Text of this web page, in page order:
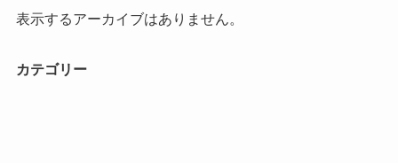
表示するアーカイブはありません。
カテゴリー